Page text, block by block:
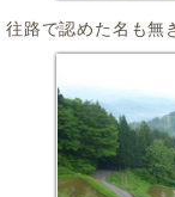
往路で認めた名も無